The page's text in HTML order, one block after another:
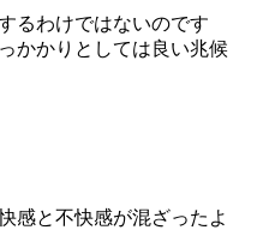
るわけではないのです
かかりとしては良い兆候
感と不快感が混ざったよ